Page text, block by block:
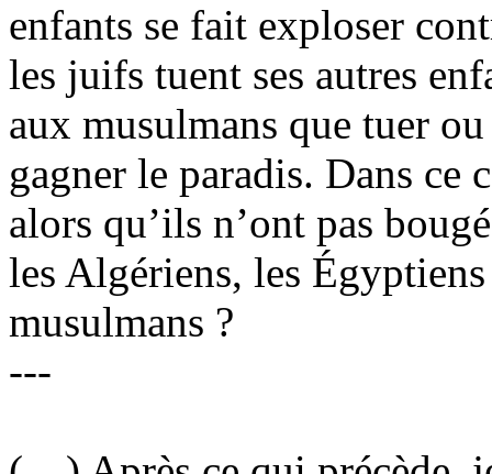
enfants se fait exploser
les juifs tuent ses autres
aux musulmans que tuer
gagner le paradis. Dans ce
alors qu’ils n’ont pas
les Algériens, les
musulmans ?
---